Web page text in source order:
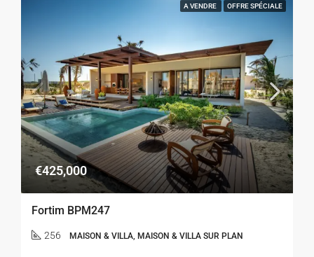
A VENDRE OFFRE SPÉCIALE
€425,000
Fortim BPM247
256 MAISON & VILLA, MAISON & VILLA SUR PLAN